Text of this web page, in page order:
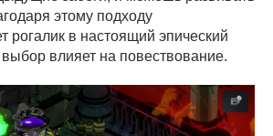
этому подходу
рогалик в настоящий эпический
влияет на повествование.